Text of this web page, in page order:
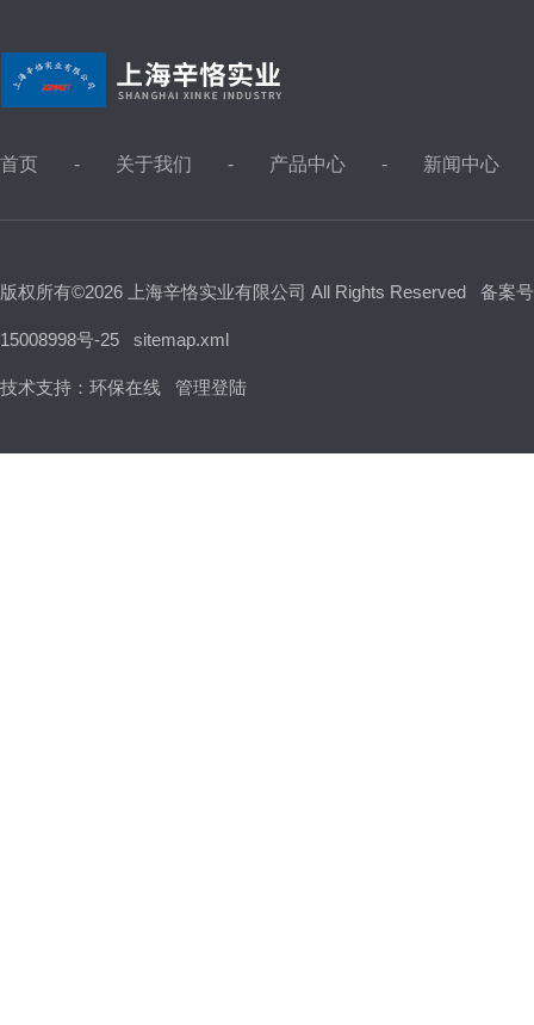
首页 关于我们 产品中心 新闻中心
版权所有©2026 上海辛恪实业有限公司 All Rights Reserved 备案
15008998号-25 sitemap.xml
技术支持： 环保在线 管理登陆